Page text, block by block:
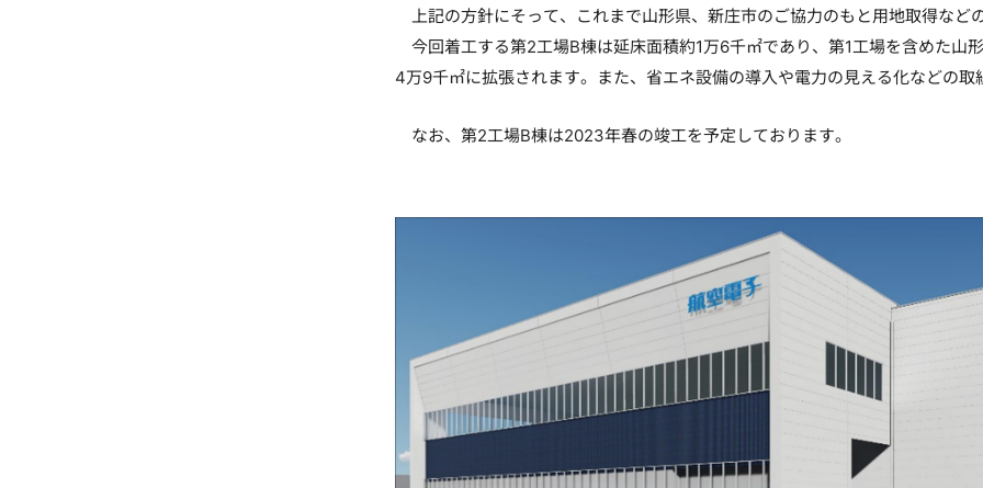
上記の方針にそって、これまで山形県、新庄市のご協力のもと用地取得など
今回着工する第2工場B棟は延床面積約1万6千㎡であり、第1工場を含めた山
4万9千㎡に拡張されます。また、省エネ設備の導入や電力の見える化などの
なお、第2工場B棟は2023年春の竣工を予定しております。